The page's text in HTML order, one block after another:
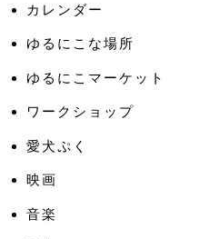
カレンダー
ゆるにこな場所
ゆるにこマーケット
ワークショップ
愛犬ぷく
映画
音楽